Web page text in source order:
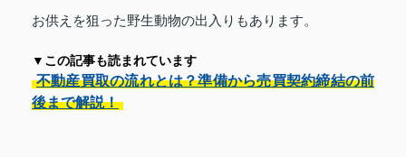
お供えを狙った野生動物の出入りもあります。
▼この記事も読まれています
不動産買取の流れとは？準備から売買契約締結の前
後まで解説！